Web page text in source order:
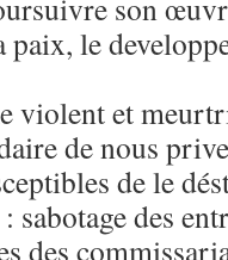
son
le
violent et
de nous
de le
sabotage des
des